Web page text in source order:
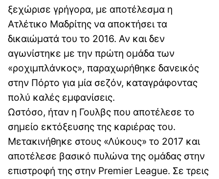
ξεχώρισε γρήγορα, με αποτέλεσμα η
Ατλέτικο Μαδρίτης να αποκτήσει τα
δικαιώματά του το 2016. Αν και δεν
αγωνίστηκε με την πρώτη ομάδα των
«ροχιμπλάνκος», παραχωρήθηκε δανεικός
στην Πόρτο για μία σεζόν, καταγράφοντας
πολύ καλές εμφανίσεις.
Ωστόσο, ήταν η Γουλβς που αποτέλεσε το
σημείο εκτόξευσης της καριέρας του.
Μετακινήθηκε στους «Λύκους» το 2017 και
αποτέλεσε βασικό πυλώνα της ομάδας στην
επιστροφή της στην Premier League. Σε τρεις